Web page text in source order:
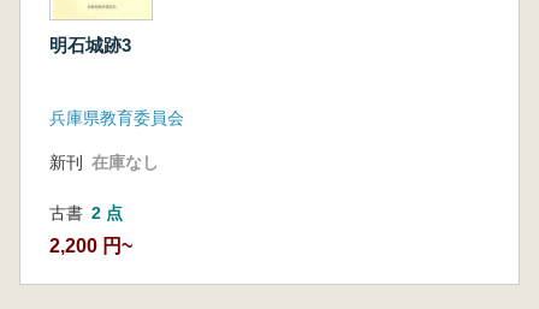
明石城跡3
兵庫県教育委員会
新刊 在庫なし
古書 2 点
2,200 円~